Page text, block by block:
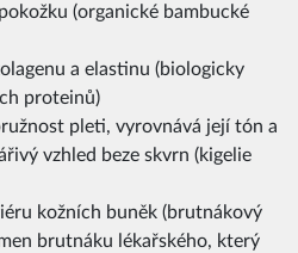
(organické bambucké
a elastinu (biologicky
proteinů)
pleti, vyrovnává její tón a
vzhled beze skvrn (kigelie
kožních buněk (brutnákový
brutnáku lékařského, který